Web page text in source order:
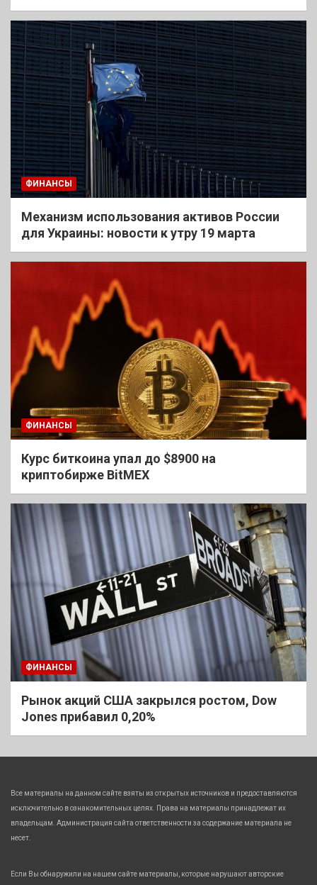
ФИНАНСЫ
Механизм использования активов России
для Украины: новости к утру 19 марта
ФИНАНСЫ
Курс биткоина упал до $8900 на
криптобирже BitMEX
ФИНАНСЫ
Рынок акций США закрылся ростом, Dow
Jones прибавил 0,20%
Все материалы на данном сайте взяты из открытых источников и предоставляются
исключительно в ознакомительных целях. Права на материалы принадлежат их
владельцам. Администрация сайта ответственности за содержание материала не
несет.
Если Вы обнаружили на нашем сайте материалы, которые нарушают авторские